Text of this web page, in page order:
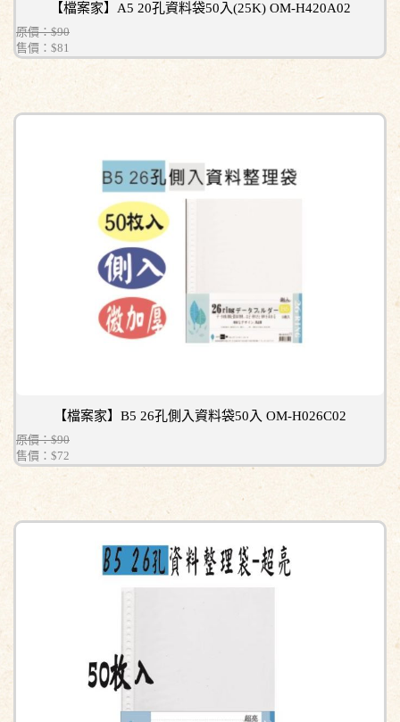
【檔案家】A5 20孔資料袋50入(25K) OM-H420A02
原價：$90
售價： $81
【檔案家】B5 26孔側入資料袋50入 OM-H026C02
原價：$90
售價： $72